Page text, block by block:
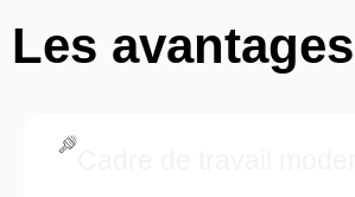
Les avantages